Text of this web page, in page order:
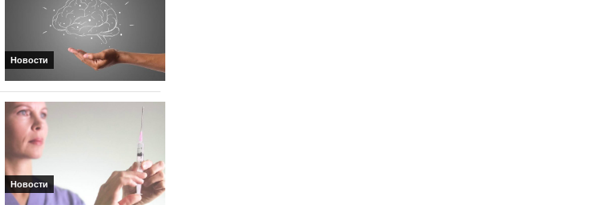
Новости
Новости